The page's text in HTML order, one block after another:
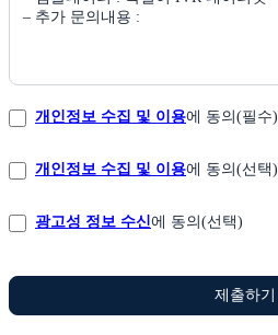
개인정보 수집 및 이용에 동의(필수)
개인정보 수집 및 이용에 동의(선택)
광고성 정보 수신 에 동의(선택)
제출하기